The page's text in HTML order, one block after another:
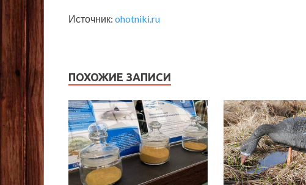
Источник: ohotniki.ru
ПОХОЖИЕ ЗАПИСИ